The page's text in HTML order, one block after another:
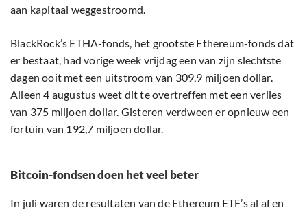
aan kapitaal weggestroomd.
BlackRock’s ETHA-fonds, het grootste Ethereum-fonds dat
er bestaat, had vorige week vrijdag een van zijn slechtste
dagen ooit met een uitstroom van 309,9 miljoen dollar.
Alleen 4 augustus weet dit te overtreffen met een verlies
van 375 miljoen dollar. Gisteren verdween er opnieuw een
fortuin van 192,7 miljoen dollar.
Bitcoin-fondsen doen het veel beter
In juli waren de resultaten van de Ethereum ETF’s al af en